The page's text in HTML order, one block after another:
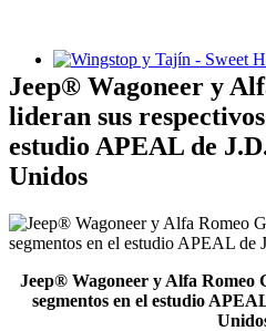
Wingstop y Tajín - Sweet
Jeep® Wagoneer y
lideran sus
estudio APEAL de
Unidos
Jeep® Wagoneer y Alfa Romeo
segmentos en el estudio